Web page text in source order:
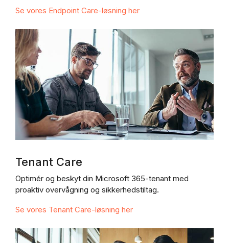
Se vores Endpoint Care-løsning her
Tenant Care
Optimér og beskyt din Microsoft 365-tenant med
proaktiv overvågning og sikkerhedstiltag.
Se vores Tenant Care-løsning her